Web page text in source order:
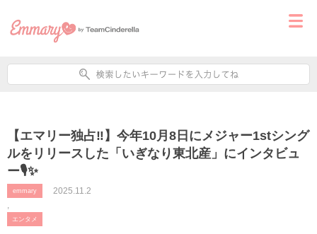
【エマリー独占‼️】今年10月8日にメジャー1stシング
ルをリリースした「いぎなり東北産」にインタビュ
ー🎙✨
emmary
,
エンタメ
2025.11.2